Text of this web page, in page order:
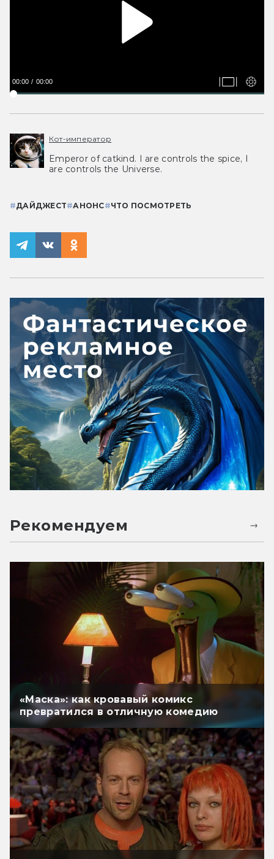
00:00 00:00
Кот-император
Emperor of catkind. I are controls the spice, I
are controls the Universe.
#ДАЙДЖЕСТ#АНОНС#ЧТО ПОСМОТРЕТЬ
Рекомендуем
«Маска»: как кровавый комикс
превратился в отличную комедию